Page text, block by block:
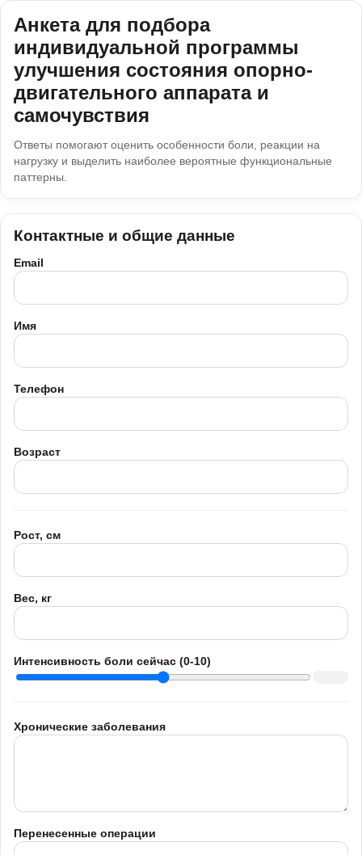
Анкета для подбора
индивидуальной программы
улучшения состояния опорно-
двигательного аппарата и
самочувствия
Ответы помогают оценить особенности боли, реакции на
нагрузку и выделить наиболее вероятные функциональные
паттерны.
Контактные и общие данные
Email
Имя
Телефон
Возраст
Рост, см
Вес, кг
Интенсивность боли сейчас (0-10)
Хронические заболевания
Перенесенные операции